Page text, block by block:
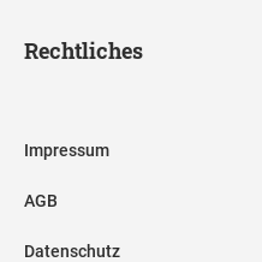
Rechtliches
Impressum
AGB
Datenschutz